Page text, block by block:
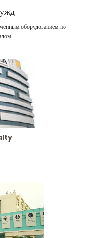
оборудованием по